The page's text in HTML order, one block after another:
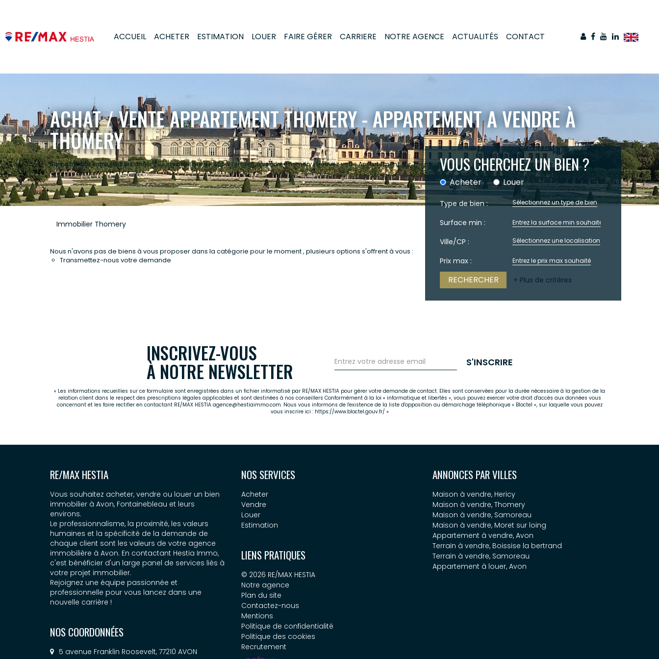
ACCUEIL ACHETER ESTIMATION LOUER FAIRE GÉRER CARRIERE NOTRE AGENCE ACTUALITÉS CONTACT
ACHAT / VENTE APPARTEMENT THOMERY - APPARTEMENT A VENDRE À
THOMERY
Sur notre site consultez les annonces immobilière de Appartement à vendre Thomery. Trouvez votre Appartement sur Thomery grâce aux annonces immobilières de RE/MAX HESTIA.
VOUS CHERCHEZ UN BIEN ?
Acheter Louer
Type de bien : Sélectionnez un type de bien
Surface min :
Ville/CP :
Sélectionnez une localisation
Prix max :
+ Plus de critères
Immobilier Thomery
Nous n'avons pas de biens à vous proposer dans la catégorie pour le moment , plusieurs options s'offrent à vous :
Transmettez-nous votre demande
INSCRIVEZ-VOUS
À NOTRE NEWSLETTER S'INSCRIRE
« Les informations recueillies sur ce formulaire sont enregistrées dans un fichier informatisé par RE/MAX HESTIA pour gérer votre demande de contact. Elles sont conservées pour la durée nécessaire à la gestion de la
relation client dans le respect des prescriptions légales applicables et sont destinées à nos conseillers Conformément à la loi « informatique et libertés », vous pouvez exercer votre droit d'accès aux données vous
concernant et les faire rectifier en contactant RE/MAX HESTIA agence@hestiaimmo.com. Nous vous informons de l'existence de la liste d'opposition au démarchage téléphonique « Bloctel », sur laquelle vous pouvez
vous inscrire ici : https://www.bloctel.gouv.fr/ »
RE/MAX HESTIA
Vous souhaitez acheter, vendre ou louer un bien
immobilier à Avon, Fontainebleau et leurs
environs.
Le professionnalisme, la proximité, les valeurs
humaines et la spécificité de la demande de
chaque client sont les valeurs de votre agence
immobilière à Avon. En contactant Hestia Immo,
c'est bénéficier d'un large panel de services liés à
votre projet immobilier.
Rejoignez une équipe passionnée et
professionnelle pour vous lancez dans une
nouvelle carrière !
NOS COORDONNÉES
5 avenue Franklin Roosevelt, 77210 AVON
NOS SERVICES
Acheter
Vendre
Louer
Estimation
LIENS PRATIQUES
© 2026 RE/MAX HESTIA
Notre agence
Plan du site
Contactez-nous
Mentions
Politique de confidentialité
Politique des cookies
Recrutement
ANNONCES PAR VILLES
Maison à vendre, Hericy
Maison à vendre, Thomery
Maison à vendre, Samoreau
Maison à vendre, Moret sur loing
Appartement à vendre, Avon
Terrain à vendre, Boissise la bertrand
Terrain à vendre, Samoreau
Appartement à louer, Avon